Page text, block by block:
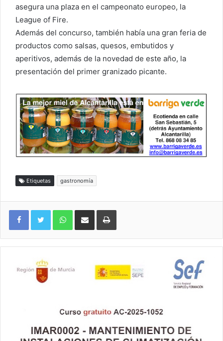
asegura una plaza en el campeonato europeo, la
League of Fire.
Además del concurso, también había una gran feria de
productos como salsas, quesos, embutidos y
aperitivos, además de la novedad de este año, la
presentación del primer granizado picante.
Etiquetas gastronomía
WhatsAppCompartir por correo electrónicoImprimir